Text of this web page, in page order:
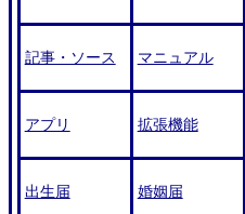
記事・ソース マニュアル
アプリ 拡張機能
出生届 婚姻届